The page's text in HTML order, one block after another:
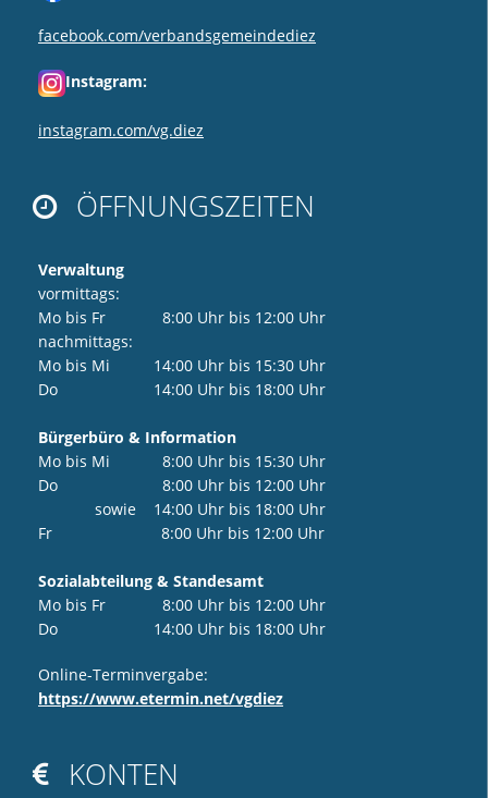
facebook.com/verbandsgemeindediez
Instagram:
instagram.com/vg.diez
 ÖFFNUNGSZEITEN
Verwaltung
vormittags:
Mo bis Fr 8:00 Uhr bis 12:00 Uhr
nachmittags:
Mo bis Mi 14:00 Uhr bis 15:30 Uhr
Do 14:00 Uhr bis 18:00 Uhr
Bürgerbüro & Information
Mo bis Mi 8:00 Uhr bis 15:30 Uhr
Do 8:00 Uhr bis 12:00 Uhr
sowie 14:00 Uhr bis 18:00 Uhr
Fr 8:00 Uhr bis 12:00 Uhr
Sozialabteilung & Standesamt
Mo bis Fr 8:00 Uhr bis 12:00 Uhr
Do 14:00 Uhr bis 18:00 Uhr
Online-Terminvergabe:
https://www.etermin.net/vgdiez
 KONTEN